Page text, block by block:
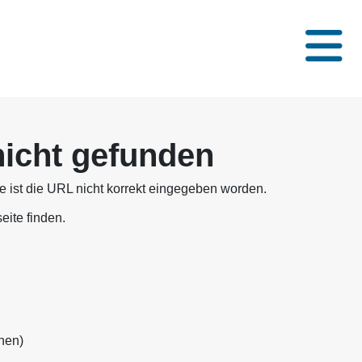
gefunden
ist die URL nicht korrekt eingegeben worden.
finden.